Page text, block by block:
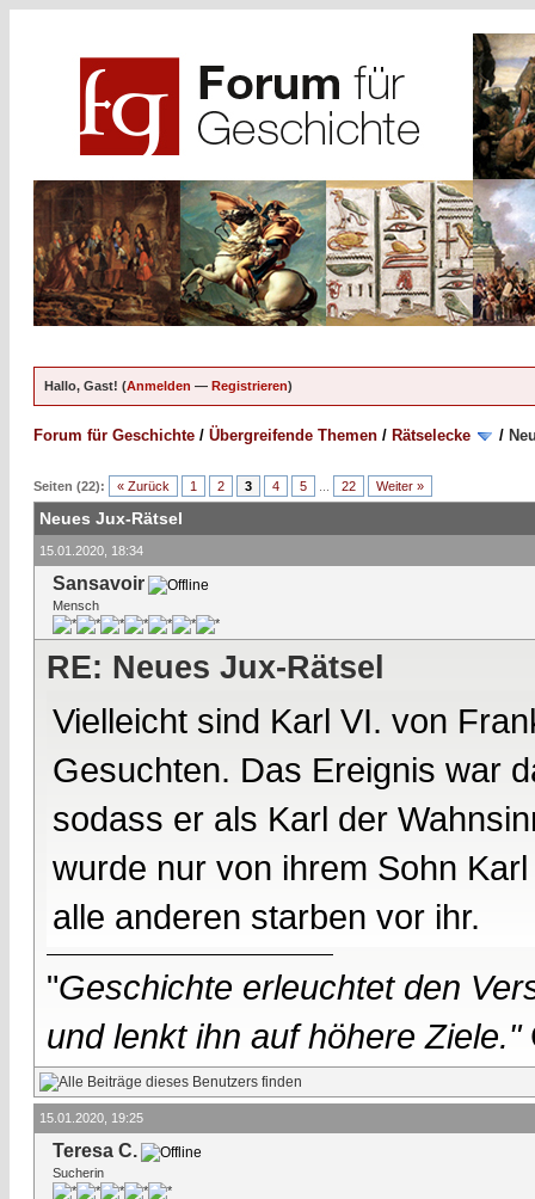
Hallo, Gast! (Anmelden — Registrieren)
Forum für Geschichte / Übergreifende Themen / Rätselecke /
Seiten (22): « Zurück 1 2 3 4 5 22 Weiter »
Neues Jux-Rätsel
15.01.2020, 18:34
Sansavoir
Mensch
RE: Neues Jux-Rätsel
Vielleicht sind Karl VI. von
Gesuchten. Das Ereignis war
sodass er als Karl der
wurde nur von ihrem Sohn
alle anderen starben vor ihr.
"Geschichte erleuchtet den
und lenkt ihn auf höhere Ziele."
15.01.2020, 19:25
Teresa C.
Sucherin